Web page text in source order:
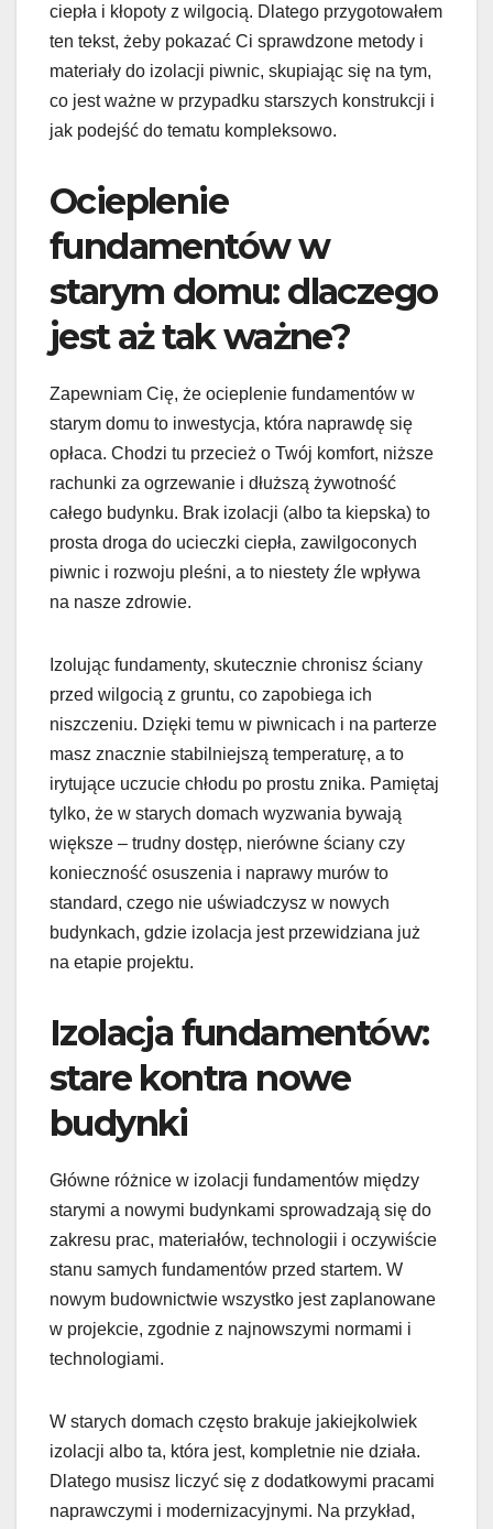
ciepła i kłopoty z wilgocią. Dlatego przygotowałem
ten tekst, żeby pokazać Ci sprawdzone metody i
materiały do izolacji piwnic, skupiając się na tym,
co jest ważne w przypadku starszych konstrukcji i
jak podejść do tematu kompleksowo.
Ocieplenie
fundamentów w
starym domu: dlaczego
jest aż tak ważne?
Zapewniam Cię, że ocieplenie fundamentów w
starym domu to inwestycja, która naprawdę się
opłaca. Chodzi tu przecież o Twój komfort, niższe
rachunki za ogrzewanie i dłuższą żywotność
całego budynku. Brak izolacji (albo ta kiepska) to
prosta droga do ucieczki ciepła, zawilgoconych
piwnic i rozwoju pleśni, a to niestety źle wpływa
na nasze zdrowie.
Izolując fundamenty, skutecznie chronisz ściany
przed wilgocią z gruntu, co zapobiega ich
niszczeniu. Dzięki temu w piwnicach i na parterze
masz znacznie stabilniejszą temperaturę, a to
irytujące uczucie chłodu po prostu znika. Pamiętaj
tylko, że w starych domach wyzwania bywają
większe – trudny dostęp, nierówne ściany czy
konieczność osuszenia i naprawy murów to
standard, czego nie uświadczysz w nowych
budynkach, gdzie izolacja jest przewidziana już
na etapie projektu.
Izolacja fundamentów:
stare kontra nowe
budynki
Główne różnice w izolacji fundamentów między
starymi a nowymi budynkami sprowadzają się do
zakresu prac, materiałów, technologii i oczywiście
stanu samych fundamentów przed startem. W
nowym budownictwie wszystko jest zaplanowane
w projekcie, zgodnie z najnowszymi normami i
technologiami.
W starych domach często brakuje jakiejkolwiek
izolacji albo ta, która jest, kompletnie nie działa.
Dlatego musisz liczyć się z dodatkowymi pracami
naprawczymi i modernizacyjnymi. Na przykład,